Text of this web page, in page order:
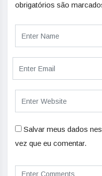
obrigatórios são
Salvar meus dados
vez que eu comentar.